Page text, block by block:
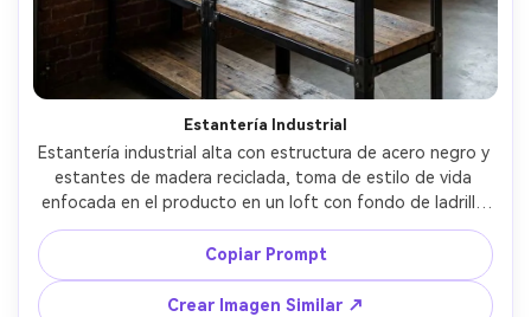
Estantería Industrial
Estantería industrial alta con estructura de acero negro y
estantes de madera reciclada, toma de estilo de vida
enfocada en el producto en un loft con fondo de ladrillo
visto, algunos libros y plantas para escala, luces de
acento de tungsteno cálidas, foto con Fujifilm GFX 100,
45mm, f/5, fotorrealista, textura de metal nítida y
detalles de tornillos --ar 4:5
Copiar Prompt
Crear Imagen Similar ↗